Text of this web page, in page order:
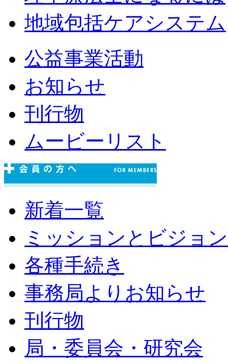
地域包括ケアシステム
公益事業活動
お知らせ
刊行物
ムービーリスト
新着一覧
ミッションとビジョン
各種手続き
事務局よりお知らせ
刊行物
局・委員会・研究会